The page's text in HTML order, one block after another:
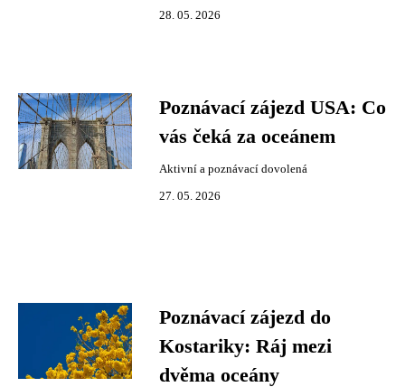
28. 05. 2026
Poznávací zájezd USA: Co
vás čeká za oceánem
Aktivní a poznávací dovolená
27. 05. 2026
Poznávací zájezd do
Kostariky: Ráj mezi
dvěma oceány